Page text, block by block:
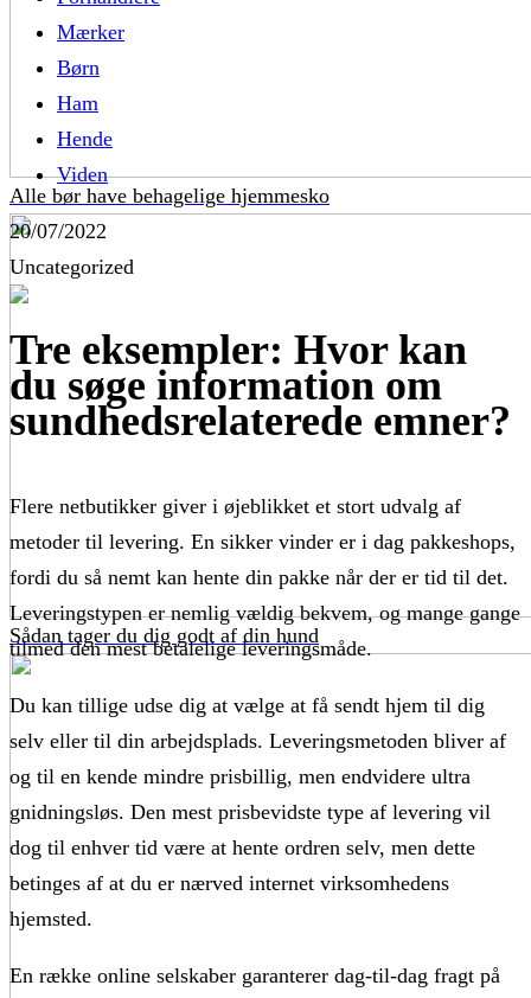
Alle bør have behagelige hjemmesko
Sådan tager du dig godt af din hund
Mærker
Børn
Ham
Hende
Viden
20/07/2022
Uncategorized
Tre eksempler: Hvor kan
du søge information om
sundhedsrelaterede emner?
Flere netbutikker giver i øjeblikket et stort udvalg af
metoder til levering. En sikker vinder er i dag pakkeshops,
fordi du så nemt kan hente din pakke når der er tid til det.
Leveringstypen er nemlig vældig bekvem, og mange gange
tilmed den mest betalelige leveringsmåde.
Du kan tillige udse dig at vælge at få sendt hjem til dig
selv eller til din arbejdsplads. Leveringsmetoden bliver af
og til en kende mindre prisbillig, men endvidere ultra
gnidningsløs. Den mest prisbevidste type af levering vil
dog til enhver tid være at hente ordren selv, men dette
betinges af at du er nærved internet virksomhedens
hjemsted.
En række online selskaber garanterer dag-til-dag fragt på